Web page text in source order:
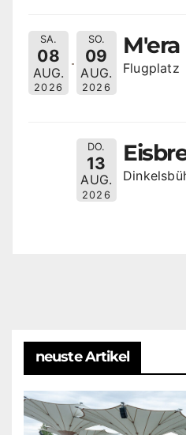
SA.
08
AUG.
2026
SO.
09
AUG.
2026
Flugplatz
DO.
13
AUG.
2026
neuste Artikel